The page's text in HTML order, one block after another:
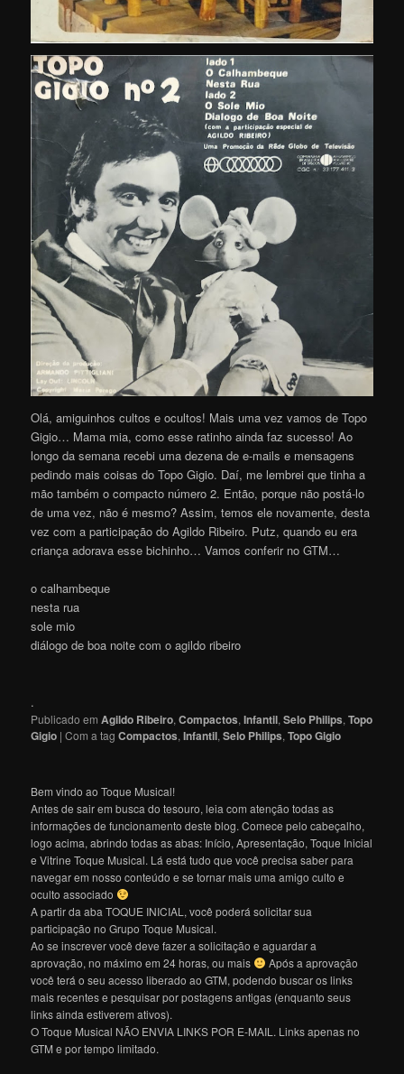
Olá, amiguinhos cultos e ocultos! Mais uma vez vamos de Topo
Gigio… Mama mia, como esse ratinho ainda faz sucesso! Ao
longo da semana recebi uma dezena de e-mails e mensagens
pedindo mais coisas do Topo Gigio. Daí, me lembrei que tinha a
mão também o compacto número 2. Então, porque não postá-lo
de uma vez, não é mesmo? Assim, temos ele novamente, desta
vez com a participação do Agildo Ribeiro. Putz, quando eu era
criança adorava esse bichinho… Vamos conferir no GTM…
o calhambeque
nesta rua
sole mio
diálogo de boa noite com o agildo ribeiro
.
Publicado em Agildo Ribeiro,Compactos,Infantil,Selo Philips,Topo
Gigio |Com a tagCompactos,Infantil,Selo Philips,Topo Gigio
Bem vindo ao Toque Musical!
Antes de sair em busca do tesouro, leia com atenção todas as
informações de funcionamento deste blog. Comece pelo cabeçalho,
logo acima, abrindo todas as abas: Início, Apresentação, Toque Inicial
e Vitrine Toque Musical. Lá está tudo que você precisa saber para
navegar em nosso conteúdo e se tornar mais uma amigo culto e
oculto associado
A partir da aba TOQUE INICIAL, você poderá solicitar sua
participação no Grupo Toque Musical.
Ao se inscrever você deve fazer a solicitação e aguardar a
aprovação, no máximo em 24 horas, ou mais
Após a aprovação
você terá o seu acesso liberado ao GTM, podendo buscar os links
mais recentes e pesquisar por postagens antigas (enquanto seus
links ainda estiverem ativos).
O Toque Musical NÃO ENVIA LINKS POR E-MAIL. Links apenas no
GTM e por tempo limitado.